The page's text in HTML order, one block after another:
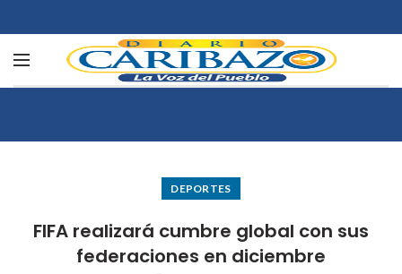
DEPORTES
FIFA realizará cumbre global con sus
federaciones en diciembre